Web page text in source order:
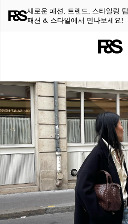
새로운 패션, 트렌드, 스타일링 팁
패션 & 스타일에서 만나보세요!